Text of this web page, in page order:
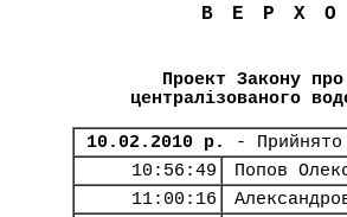
Проект Закону
централізованого
10.02.2010 р.
-
10:56:49
Попов
11:00:16